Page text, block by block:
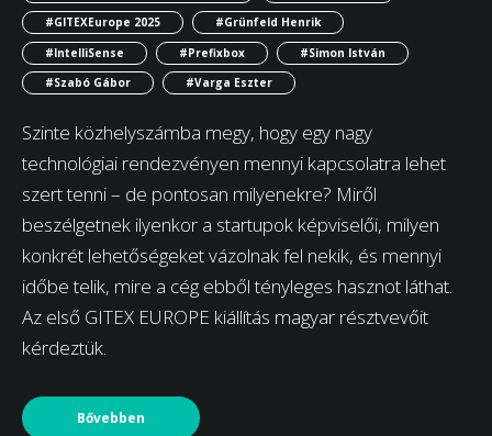
#GITEXEurope 2025
#Grünfeld Henrik
#IntelliSense
#Prefixbox
#Simon István
#Szabó Gábor
#Varga Eszter
Szinte közhelyszámba megy, hogy egy nagy
technológiai rendezvényen mennyi kapcsolatra lehet
szert tenni – de pontosan milyenekre? Miről
beszélgetnek ilyenkor a startupok képviselői, milyen
konkrét lehetőségeket vázolnak fel nekik, és mennyi
időbe telik, mire a cég ebből tényleges hasznot láthat.
Az első GITEX EUROPE kiállítás magyar résztvevőit
kérdeztük.
Bővebben